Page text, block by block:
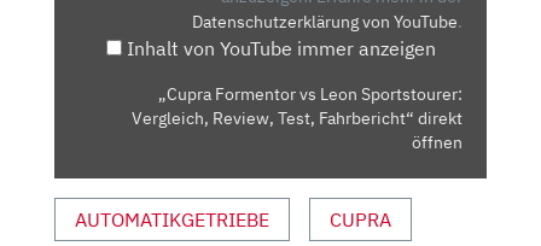
FAHRBERICHT“
Datenschutzerklärung von YouTube.
Inhalt von YouTube immer anzeigen
„Cupra Formentor vs Leon Sportstourer:
Vergleich, Review, Test, Fahrbericht“ direkt
öffnen
AUTOMATIKGETRIEBE CUPRA